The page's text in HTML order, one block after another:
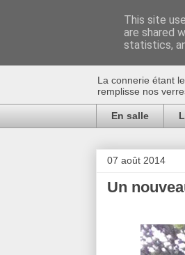
Au
La connerie étant
remplisse nos
En salle
07 août 2014
Un
This site
are shared
statistics,